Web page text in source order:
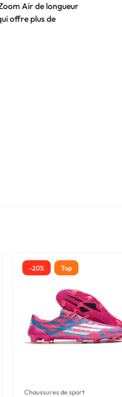
Air de longueur
offre plus de
vous propulse vers
-20% Top
Chaussures de sport